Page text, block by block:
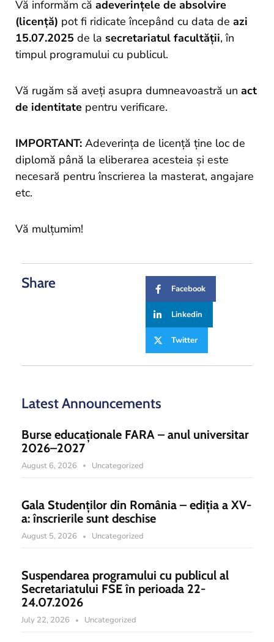
Projects
Vă informăm că adeverințele de absolvire
(licență) pot fi ridicate începând cu data de azi
15.07.2025 de la secretariatul facultății, în
timpul programului cu publicul.
Vă rugăm să aveți asupra dumneavoastră un act
de identitate pentru verificare.
IMPORTANT: Adeverința de licență ține loc de
diplomă până la eliberarea acesteia și este
necesară pentru înscrierea la masterat, angajare
etc.
Vă mulțumim!
Share Facebook
Linkedin
Twitter
Latest Announcements
Burse educaționale FARA – anul universitar
2026–2027
August 6, 2026 Uncategorized
Gala Studenților din România – ediția a XV-
a: înscrierile sunt deschise
August 5, 2026 Uncategorized
Suspendarea programului cu publicul al
Secretariatului FSE în perioada 22-
24.07.2026
July 22, 2026 Uncategorized